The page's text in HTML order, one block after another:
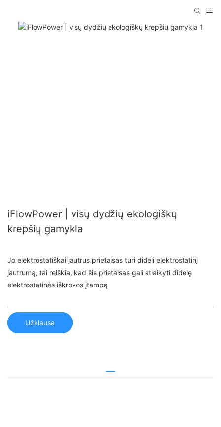
iFlowPower | visų dydžių ekologiškų
krepšių gamykla
Jo elektrostatiškai jautrus prietaisas turi didelį elektrostatinį
jautrumą, tai reiškia, kad šis prietaisas gali atlaikyti didelę
elektrostatinės iškrovos įtampą
Užklausa